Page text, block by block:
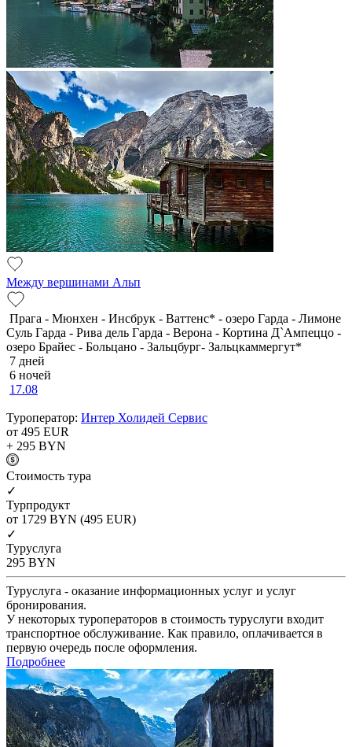
Между вершинами Альп
Прага - Мюнхен - Инсбрук - Ваттенс* - озеро Гарда - Лимоне
Суль Гарда - Рива дель Гарда - Верона - Кортина Д`Ампеццо -
озеро Брайес - Больцано - Зальцбург- Зальцкаммергут*
7 дней
6 ночей
17.08
Туроператор: Интер Холидей Сервис
от 495 EUR
+ 295 BYN
Cтоимость тура
✓
Турпродукт
от 1729 BYN (495 EUR)
✓
Туруслуга
295 BYN
Туруслуга - оказание информационных услуг и услуг
бронирования.
У некоторых туроператоров в стоимость туруслуги входит
транспортное обслуживание. Как правило, оплачивается в
первую очередь после оформления.
Подробнее